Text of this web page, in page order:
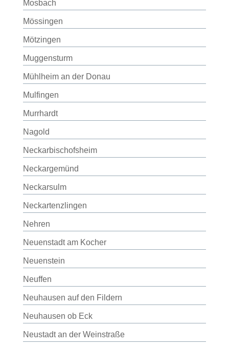
Mosbach
Mössingen
Mötzingen
Muggensturm
Mühlheim an der Donau
Mulfingen
Murrhardt
Nagold
Neckarbischofsheim
Neckargemünd
Neckarsulm
Neckartenzlingen
Nehren
Neuenstadt am Kocher
Neuenstein
Neuffen
Neuhausen auf den Fildern
Neuhausen ob Eck
Neustadt an der Weinstraße